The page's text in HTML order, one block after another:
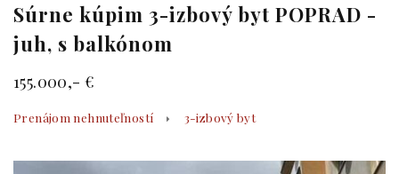
Súrne kúpim 3-izbový byt POPRAD -
juh, s balkónom
155.000,- €
Prenájom nehnuteľností 3-izbový byt